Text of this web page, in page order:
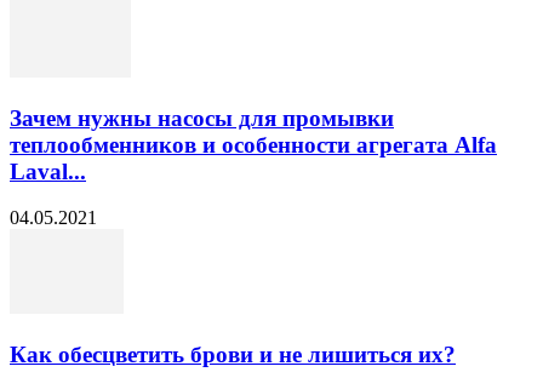
Зачем нужны насосы для промывки
теплообменников и особенности агрегата Alfa
Laval...
04.05.2021
Как обесцветить брови и не лишиться их?